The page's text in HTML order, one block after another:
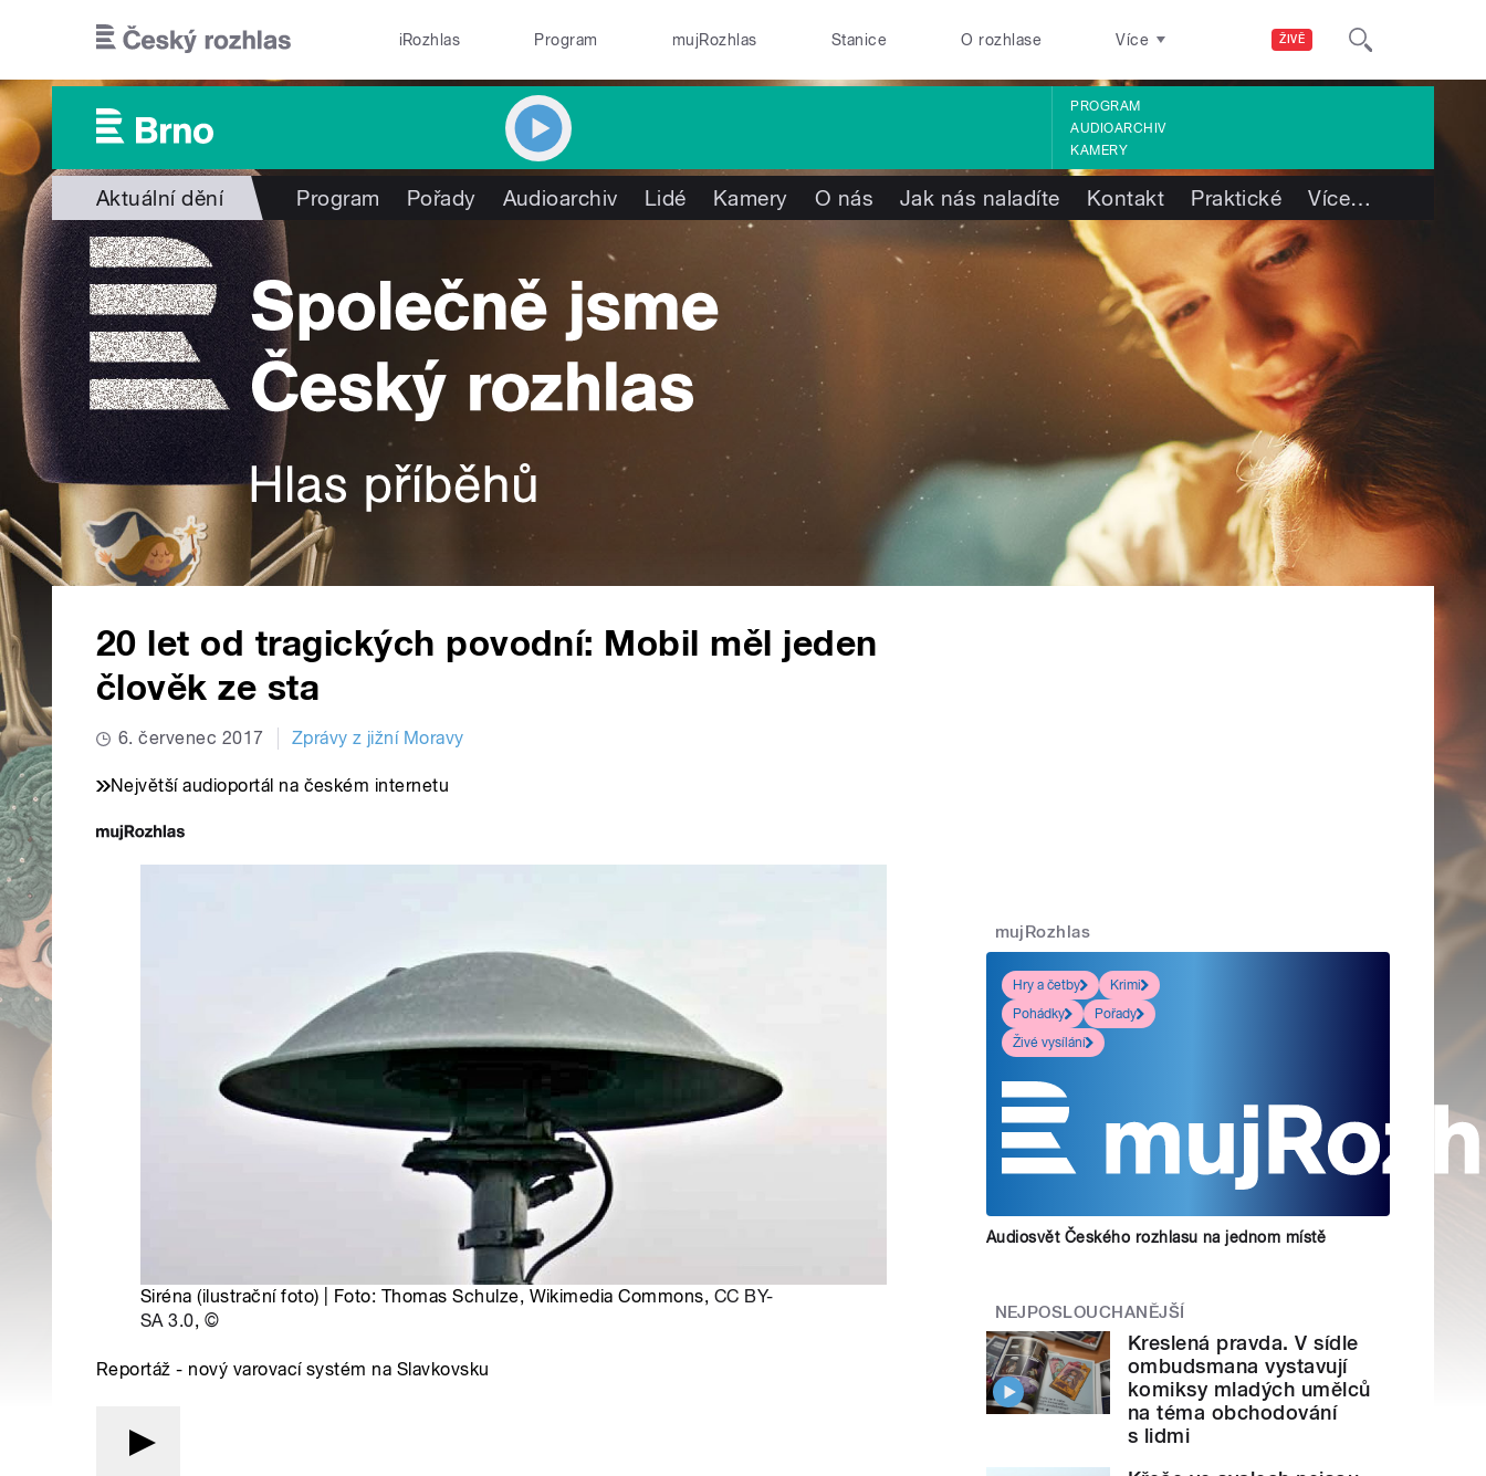
ŽIVĚ
iRozhlas Program mujRozhlas Stanice O rozhlase Více
PROGRAM
AUDIOARCHIV
KAMERY
Aktuální dění Program Pořady Audioarchiv Lidé Kamery O nás Jak nás naladíte Kontakt Praktické Více…
20 let od tragických povodní: Mobil měl jeden
člověk ze sta
6. červenec 2017 Zprávy z jižní Moravy
Největší audioportál na českém internetu
Siréna (ilustrační foto) | Foto: Thomas Schulze, Wikimedia Commons, CC BY-
SA 3.0, ©
Reportáž - nový varovací systém na Slavkovsku
mujRozhlas
Hry a četby
Krimi
Pohádky
Pořady
Živé vysílání
Audiosvět Českého rozhlasu na jednom místě
NEJPOSLOUCHANĚJŠÍ
Kreslená pravda. V sídle
ombudsmana vystavují
komiksy mladých umělců
na téma obchodování
s lidmi